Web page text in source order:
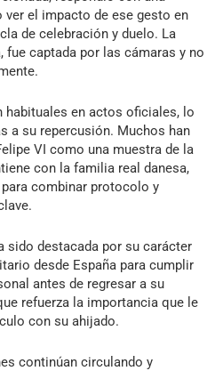
el impacto de ese gesto en
de celebración y duelo. La
fue captada por las cámaras y no
habituales en actos oficiales, lo
a su repercusión. Muchos han
VI como una muestra de la
con la familia real danesa,
combinar protocolo y
sido destacada por su carácter
desde España para cumplir
antes de regresar a su
refuerza la importancia que le
con su ahijado.
continúan circulando y